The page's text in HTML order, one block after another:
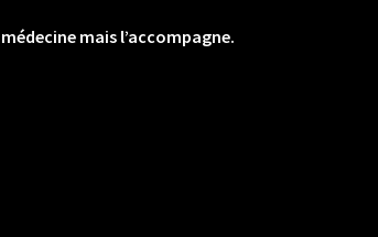
mais l’accompagne.